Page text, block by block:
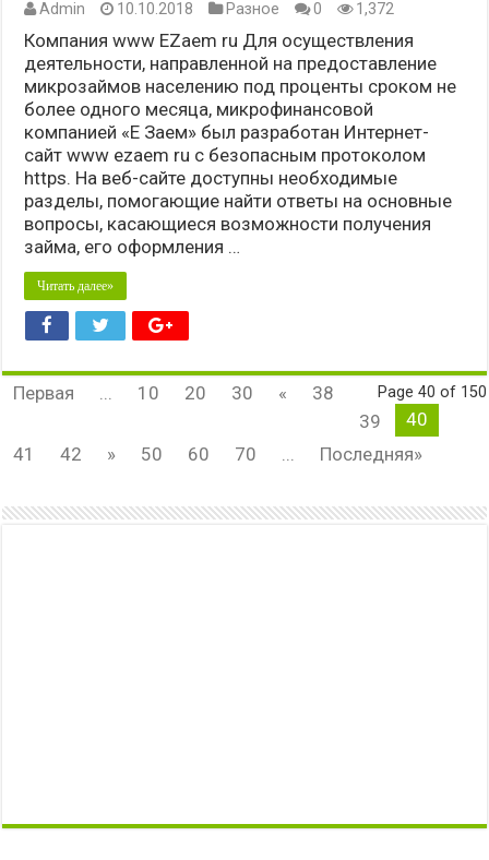
Admin 10.10.2018 Разное 0 1,372
Компания www EZaem ru Для осуществления
деятельности, направленной на предоставление
микрозаймов населению под проценты сроком не
более одного месяца, микрофинансовой
компанией «Е Заем» был разработан Интернет-
сайт www ezaem ru с безопасным протоколом
https. На веб-сайте доступны необходимые
разделы, помогающие найти ответы на основные
вопросы, касающиеся возможности получения
займа, его оформления …
Читать далее»
Page 40 of 150
Первая ... 10 20 30 «
38
39
40
41
42 » 50 60 70 ... Последняя»